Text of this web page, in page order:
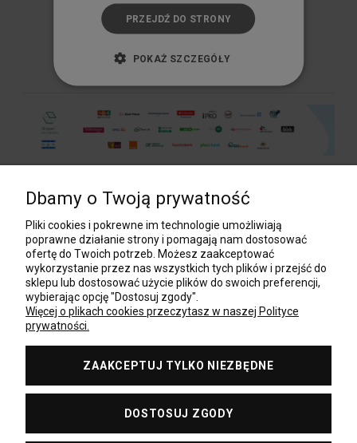
KUP TERAZ
POMOC
MOJE KONTO
BAZA WIEDZY
Dbamy o Twoją prywatność
Pliki cookies i pokrewne im technologie umożliwiają
poprawne działanie strony i pomagają nam dostosować
ofertę do Twoich potrzeb. Możesz zaakceptować
wykorzystanie przez nas wszystkich tych plików i przejść do
sklepu lub dostosować użycie plików do swoich preferencji,
wybierając opcję "Dostosuj zgody".
Więcej o plikach cookies przeczytasz w naszej Polityce
prywatności.
ZAAKCEPTUJ TYLKO NIEZBĘDNE
DOSTOSUJ ZGODY
PRZEJDŹ DO STRONY
POKAŻ SZCZEGÓŁY